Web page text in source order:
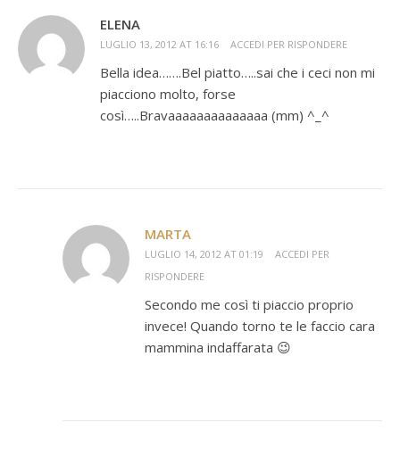
ELENA
LUGLIO 13, 2012 AT 16:16 ACCEDI PER RISPONDERE
Bella idea…….Bel piatto…..sai che i ceci non mi
piacciono molto, forse
così…..Bravaaaaaaaaaaaaaa (mm) ^_^
MARTA
LUGLIO 14, 2012 AT 01:19
ACCEDI PER
RISPONDERE
Secondo me così ti piaccio proprio
invece! Quando torno te le faccio cara
mammina indaffarata 😉